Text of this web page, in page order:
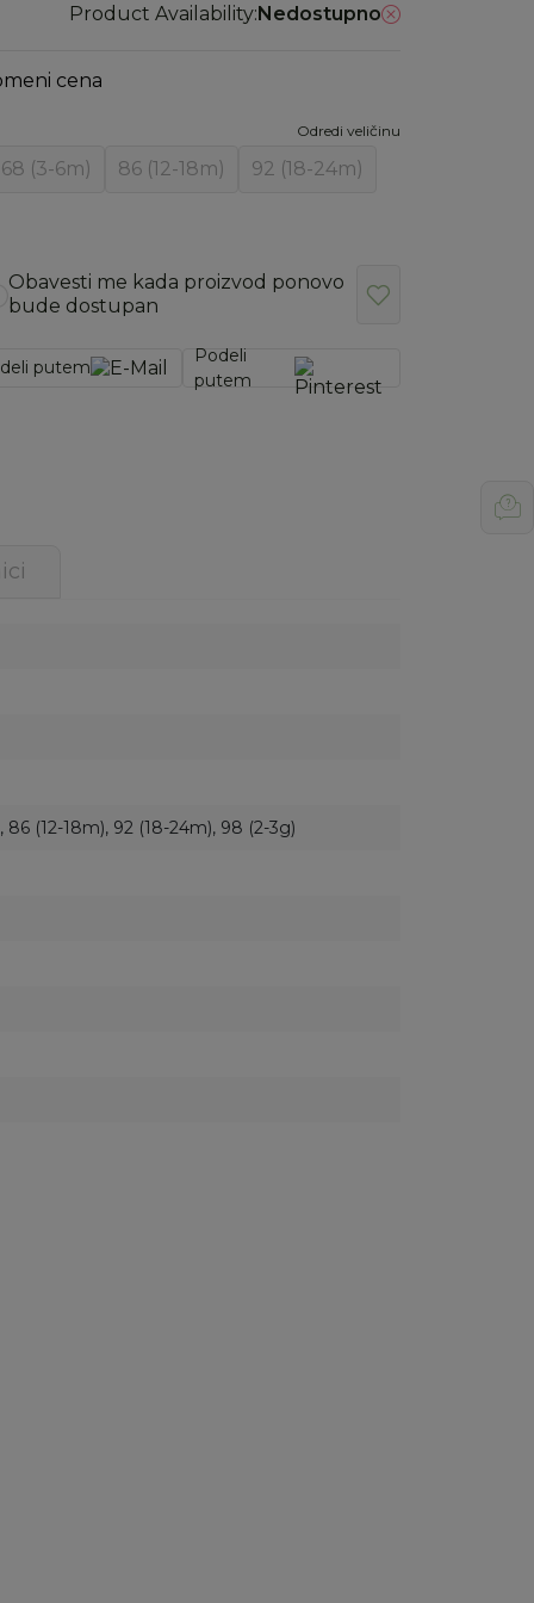
Product Availability:Nedostupno
cena
Odredi veličinu
68 (3-6m) 86 (12-18m) 92 (18-24m)
Obavesti me kada proizvod ponovo
bude dostupan
putem
Podeli
putem
(12-18m), 92 (18-24m), 98 (2-3g)